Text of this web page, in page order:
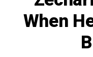
When